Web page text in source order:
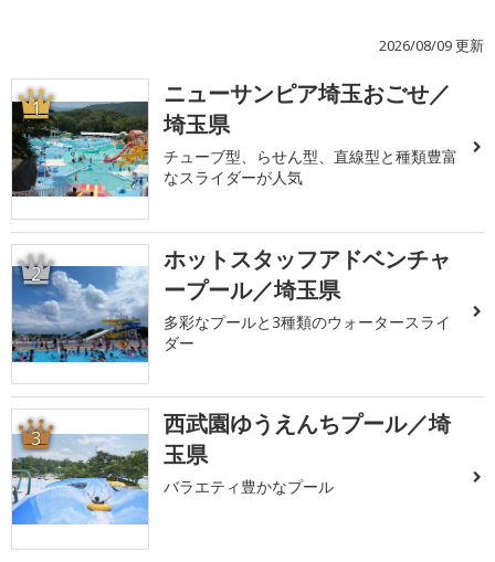
2026/08/09 更新
1
ニューサンピア埼玉おごせ／
埼玉県
チューブ型、らせん型、直線型と種類豊富
なスライダーが人気
2
ホットスタッフアドベンチャ
ープール／埼玉県
多彩なプールと3種類のウォータースライ
ダー
3
西武園ゆうえんちプール／埼
玉県
バラエティ豊かなプール